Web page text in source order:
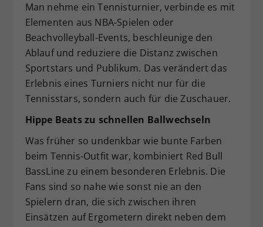
Man nehme ein Tennisturnier, verbinde es mit
Elementen aus NBA-Spielen oder
Beachvolleyball-Events, beschleunige den
Ablauf und reduziere die Distanz zwischen
Sportstars und Publikum. Das verändert das
Erlebnis eines Turniers nicht nur für die
Tennisstars, sondern auch für die Zuschauer.
Hippe Beats zu schnellen Ballwechseln
Was früher so undenkbar wie bunte Farben
beim Tennis-Outfit war, kombiniert Red Bull
BassLine zu einem besonderen Erlebnis. Die
Fans sind so nahe wie sonst nie an den
Spielern dran, die sich zwischen ihren
Einsätzen auf Ergometern direkt neben dem
Zweck
Dieser Wert speichert Ihre Consent-
Einstellungen. Unter anderem eine
zufällig generierte ID, für die
historische Speicherung Ihrer
vorgenommen Einstellungen, falls der
Webseiten-Betreiber dies eingestellt